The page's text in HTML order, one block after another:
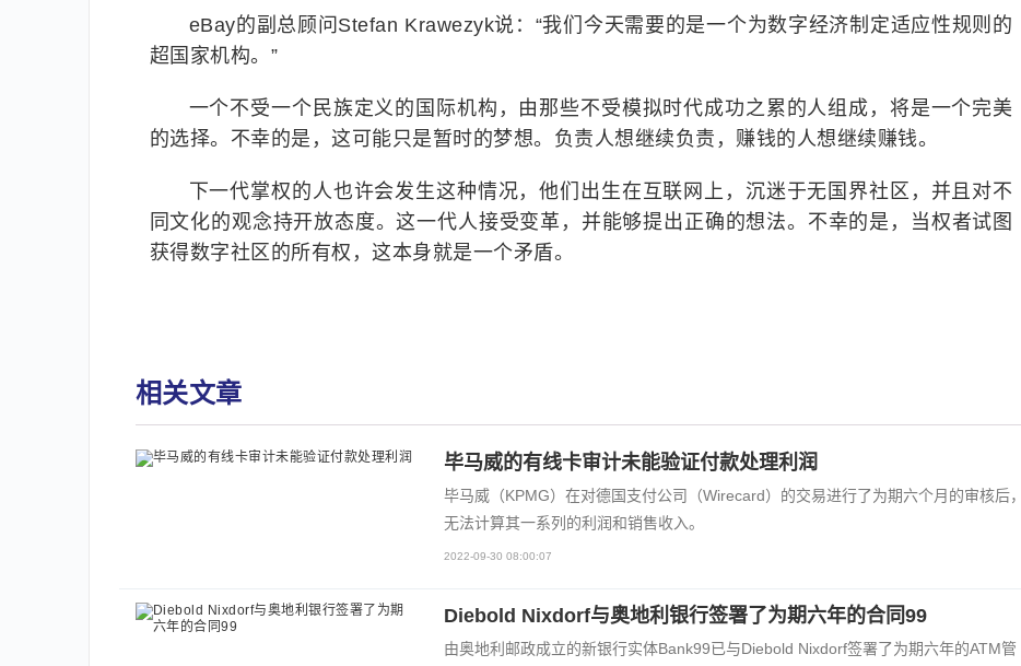
eBay的副总顾问Stefan Krawezyk说：“我们今天需要的是一个为数字经济制定适应性规则的
超国家机构。”
一个不受一个民族定义的国际机构，由那些不受模拟时代成功之累的人组成，将是一个完美
的选择。不幸的是，这可能只是暂时的梦想。负责人想继续负责，赚钱的人想继续赚钱。
下一代掌权的人也许会发生这种情况，他们出生在互联网上，沉迷于无国界社区，并且对不
同文化的观念持开放态度。这一代人接受变革，并能够提出正确的想法。不幸的是，当权者试图
获得数字社区的所有权，这本身就是一个矛盾。
相关文章
毕马威的有线卡审计未能验证付款处理利润
毕马威（KPMG）在对德国支付公司（Wirecard）的交易进行了为期六个月的审核后，
无法计算其一系列的利润和销售收入。
2022-09-30 08:00:07
Diebold Nixdorf与奥地利银行签署了为期六年的合同99
由奥地利邮政成立的新银行实体Bank99已与Diebold Nixdorf签署了为期六年的ATM管